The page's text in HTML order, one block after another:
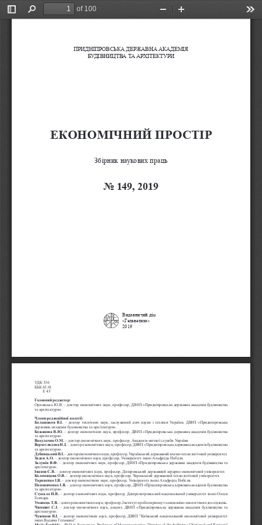
Toggle
Find
of 100
Zoom
ПРИДНІПРОВСЬКА ДЕРЖАВНА АКАДЕМІЯ
БУДІВНИЦТВА ТА АРХІТЕКТУРИ
ЕКОНОМІЧНИЙ ПРОСТІР
Збірник наукових праць
No 149, 2019
Видавничий дім
«Гельветика»
2019
УДК 336
ББК 65.01
Е 45
Головний редактор:
Орловська Ю.В. – доктор економічних наук, професор, ДВНЗ «Придніпровська державна академія будівництва
та архітектури».
Члени редакційної колегії:
Большаков В.І.
– доктор технічних наук, заслужений діяч науки і техніки України, ДВНЗ «Придніпровська
державна академія будівництва та архітектури».
Божанова В.Ю.
– доктор економічних наук, професор, ДВНЗ «Придніпровська державна академія будівництва
та архітектури».
Вакульчик О.М.
– доктор економічних наук, професор, Академія митної служби України
Верхоглядова Н.І.
– доктор економічних наук, професор, ДВНЗ «Придніпровська державна академія будівництва
та архітектури».
Дубницький В.І.
– доктор економічних наук, професор, Український державний хіміко-технологічний університет.
Задоя А.О.
– доктор економічних наук, професор, Університет імені Альфреда Нобеля.
Залунін В.Ф.
– доктор економічних наук, професор, ДВНЗ «Придніпровська державна академія будівництва та
архітектури».
Іванов С.В.
– доктор економічних наук, професор, Дніпровський державний аграрно-економічний університет.
Коломицева О.В.
– доктор економічних наук, професор, Черкаський державний технологічний університет.
Тараненко І.В.
– доктор економічних наук, професор, Університет імені Альфреда Нобеля.
Поповиченко І.В.
– доктор економічних наук, професор, ДВНЗ «Придніпровська державна академія будівництва
та архітектури».
Стукало Н.В.
– доктор економічних наук, професор, Дніпропетровський національний університет імені Олеся
Гончара.
Уманець Т.В.
– доктор економічних наук, професор, Інститут проблем ринку та економіко-екологічних досліджень.
Чимшит С.І.
– доктор економічних наук, доцент, ДВНЗ «Придніпровська державна академія будівництва та
архітектури».
Чужиков В.І.
– доктор економічних наук, професор, ДВНЗ "Київський національний економічний університет
імені Вадима Гетьмана".
Maija Šenfelde – PhD in Economics, Professor of Macroeconomics, Director of the Institute of National and Regional